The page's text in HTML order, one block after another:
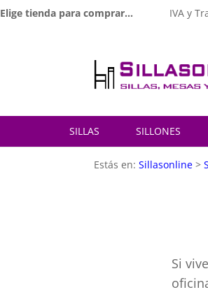
Elige tienda para comprar... IVA y
SILLAS SILLONES
Estás en:Sillasonline >
Si